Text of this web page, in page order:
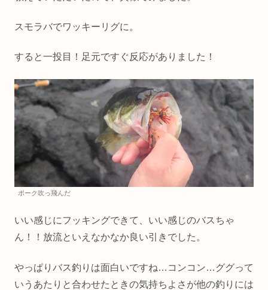
スモラバでワッキーリグに。
すると一投目！足元ですぐ反応がありました！
ポーク吹っ飛んだ
いい感じにフッキングできて、いい感じのバスちゃ
ん！！放流といえなかなか良い引きでした。
やっぱりバス釣りは面白いですね…コンコン…ググって
いうあたりと合わせたときの気持ちよさが他の釣りには